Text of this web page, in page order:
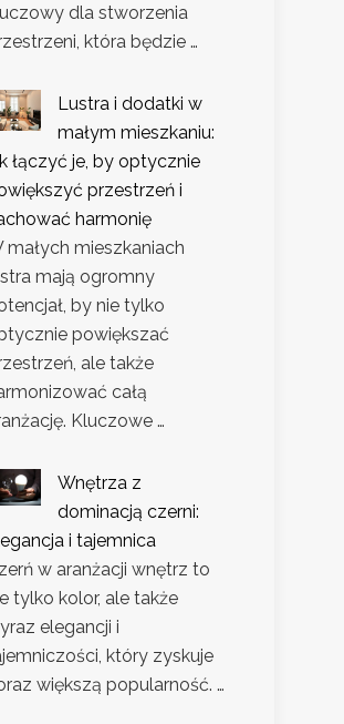
dla stworzenia
która będzie …
Lustra i dodatki w
małym mieszkaniu:
łączyć je, by optycznie
przestrzeń i
harmonię
małych mieszkaniach
mają ogromny
by nie tylko
powiększać
ale także
całą
Kluczowe …
Wnętrza z
dominacją czerni:
i tajemnica
w aranżacji wnętrz to
tylko kolor, ale także
elegancji i
który zyskuje
większą popularność. …